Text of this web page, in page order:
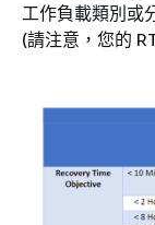
工作負載類別或
(請注意，您的